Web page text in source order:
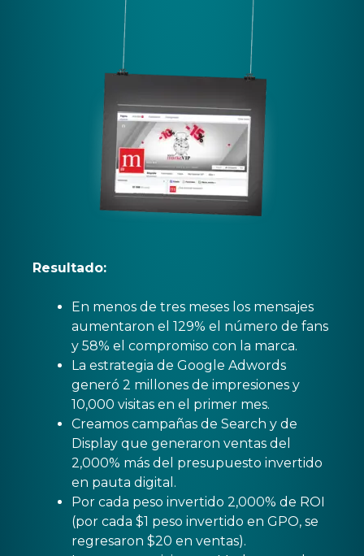
Resultado:
En menos de tres meses los mensajes
aumentaron el 129% el número de fans
y 58% el compromiso con la marca.
La estrategia de Google Adwords
generó 2 millones de impresiones y
10,000 visitas en el primer mes.
Creamos campañas de Search y de
Display que generaron ventas del
2,000% más del presupuesto invertido
en pauta digital.
Por cada peso invertido 2,000% de ROI
(por cada $1 peso invertido en GPO, se
regresaron $20 en ventas).